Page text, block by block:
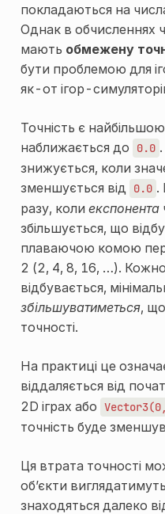
покладаються на
Однак в обчисленнях
мають обмежену
бути проблемою для
як-от ігор-
Точність є
наближається до
0.0
знижується, коли
зменшується від
0.0 .
разу, коли експонента
збільшується, що
плаваючою комою
2 (2, 4, 8, 16, …).
відбувається,
збільшуватиметься,
точності.
На практиці це
віддаляється від
2D іграх або Vector3(0,
точність буде
Ця втрата точності
об’єкти
знаходяться далеко